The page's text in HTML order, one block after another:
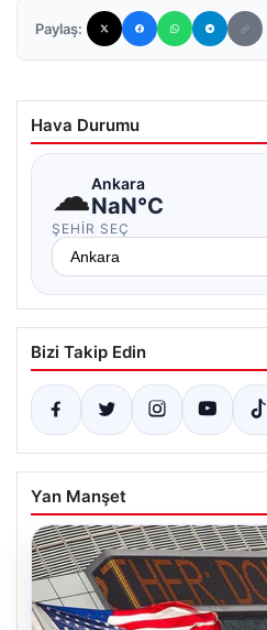
Paylaş:
Hava Durumu
☁Ankara
NaN°C
ŞEHIR SEÇ
Bizi Takip Edin
Yan Manşet